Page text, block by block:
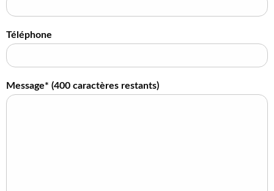
Téléphone
Message* (400 caractères restants)